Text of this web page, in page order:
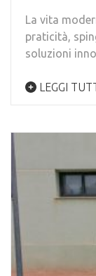
La vita
praticità,
soluzioni
LEGGI